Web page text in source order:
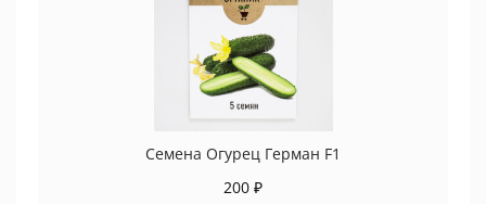
Семена Огурец Герман F1
200 ₽